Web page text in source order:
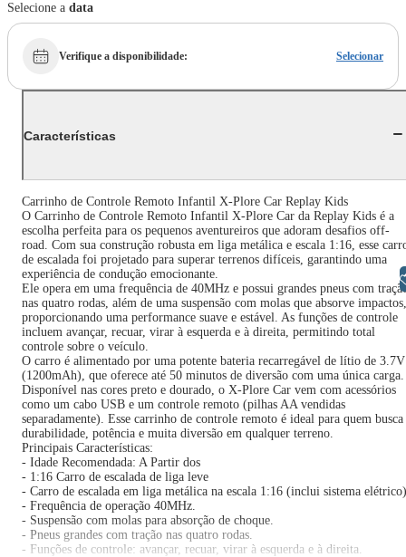
Selecione a data
Verifique a disponibilidade: Selecionar
Características
Carrinho de Controle Remoto Infantil X-Plore Car Replay Kids
O Carrinho de Controle Remoto Infantil X-Plore Car da Replay Kids é a
escolha perfeita para os pequenos aventureiros que adoram desafios off-
road. Com sua construção robusta em liga metálica e escala 1:16, esse
de escalada foi projetado para superar terrenos difíceis, garantindo uma
experiência de condução emocionante.
Ele opera em uma frequência de 40MHz e possui grandes pneus com
nas quatro rodas, além de uma suspensão com molas que absorve impactos,
proporcionando uma performance suave e estável. As funções de controle
incluem avançar, recuar, virar à esquerda e à direita, permitindo total
controle sobre o veículo.
O carro é alimentado por uma potente bateria recarregável de lítio de 3.7V
(1200mAh), que oferece até 50 minutos de diversão com uma única carga.
Disponível nas cores preto e dourado, o X-Plore Car vem com acessórios
como um cabo USB e um controle remoto (pilhas AA vendidas
separadamente). Esse carrinho de controle remoto é ideal para quem busca
durabilidade, potência e muita diversão em qualquer terreno.
Principais Características:
- Idade Recomendada: A Partir dos
- 1:16 Carro de escalada de liga leve
- Carro de escalada em liga metálica na escala 1:16 (inclui sistema
- Frequência de operação 40MHz.
- Suspensão com molas para absorção de choque.
- Pneus grandes com tração nas quatro rodas.
- Funções de controle: avançar, recuar, virar à esquerda e à direita.